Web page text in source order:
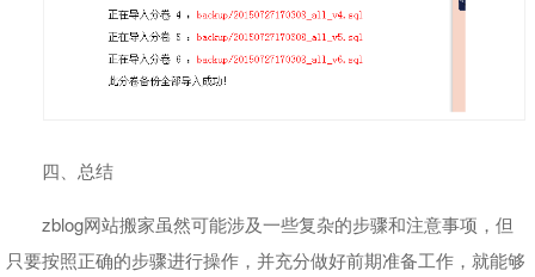
四、总结
zblog网站搬家虽然可能涉及一些复杂的步骤和注意事项，但
只要按照正确的步骤进行操作，并充分做好前期准备工作，就能够